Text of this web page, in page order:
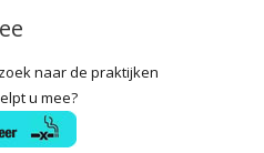
naar de praktijken
u mee?